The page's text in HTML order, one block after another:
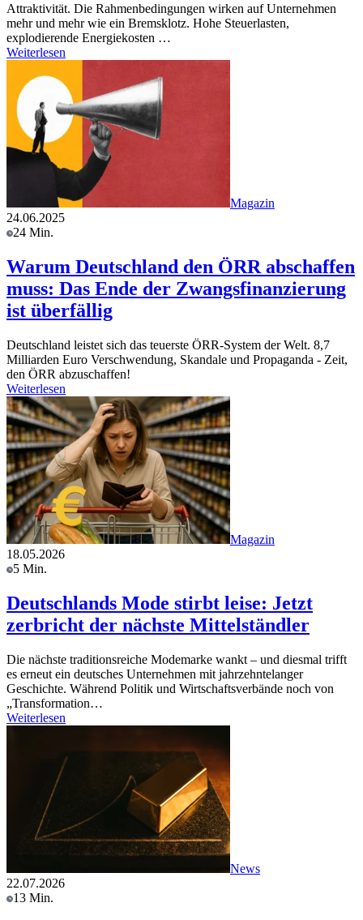
Attraktivität. Die Rahmenbedingungen wirken auf Unternehmen
mehr und mehr wie ein Bremsklotz. Hohe Steuerlasten,
explodierende Energiekosten …
Weiterlesen
Magazin
24.06.2025
24 Min.
Warum Deutschland den ÖRR abschaffen
muss: Das Ende der Zwangsfinanzierung
ist überfällig
Deutschland leistet sich das teuerste ÖRR-System der Welt. 8,7
Milliarden Euro Verschwendung, Skandale und Propaganda - Zeit,
den ÖRR abzuschaffen!
Weiterlesen
Magazin
18.05.2026
5 Min.
Deutschlands Mode stirbt leise: Jetzt
zerbricht der nächste Mittelständler
Die nächste traditionsreiche Modemarke wankt – und diesmal trifft
es erneut ein deutsches Unternehmen mit jahrzehntelanger
Geschichte. Während Politik und Wirtschaftsverbände noch von
„Transformation…
Weiterlesen
News
22.07.2026
13 Min.